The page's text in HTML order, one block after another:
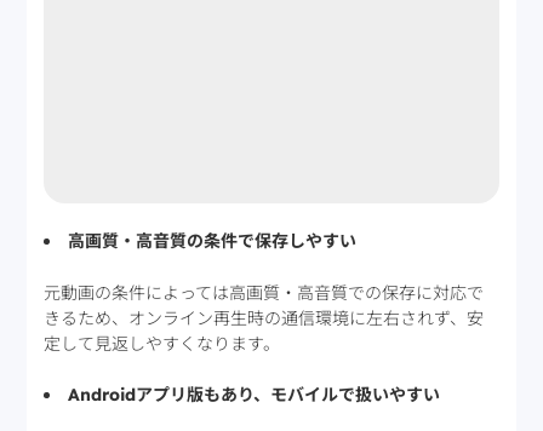
高画質・高音質の条件で保存しやすい
元動画の条件によっては高画質・高音質での保存に対応で
きるため、オンライン再生時の通信環境に左右されず、安
定して見返しやすくなります。
Androidアプリ版もあり、モバイルで扱いやすい